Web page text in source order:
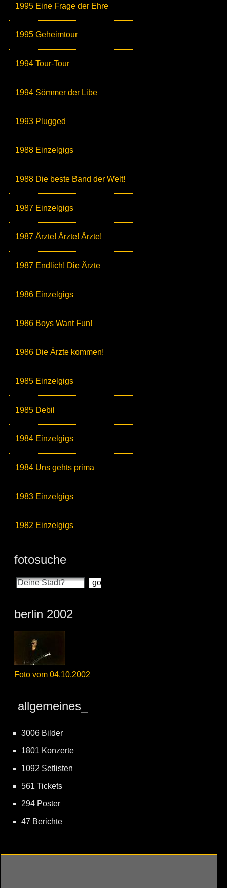
1995 Eine Frage der Ehre
1995 Geheimtour
1994 Tour-Tour
1994 Sömmer der Libe
1993 Plugged
1988 Einzelgigs
1988 Die beste Band der Welt!
1987 Einzelgigs
1987 Ärzte! Ärzte! Ärzte!
1987 Endlich! Die Ärzte
1986 Einzelgigs
1986 Boys Want Fun!
1986 Die Ärzte kommen!
1985 Einzelgigs
1985 Debil
1984 Einzelgigs
1984 Uns gehts prima
1983 Einzelgigs
1982 Einzelgigs
fotosuche
berlin 2002
Foto vom 04.10.2002
allgemeines_
3006 Bilder
1801 Konzerte
1092 Setlisten
561 Tickets
294 Poster
47 Berichte